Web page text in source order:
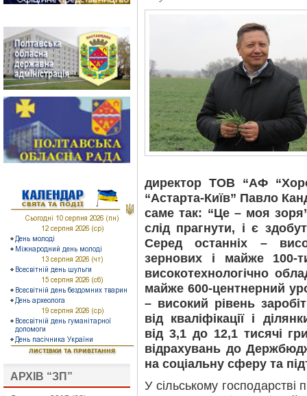
АРХІВ “ЗП”
директор ТОВ “АФ
“Астарта-Київ” Павло
саме так: “Це – моя
слід прагнути, і є
Серед останніх –
зернових і майже 100-
високотехнологічно
майже 600-центнерний
– високий рівень
від кваліфікації і
від 3,1 до 12,1 тисячі
відрахувань до
на соціальну сферу та
У сільському господарстві